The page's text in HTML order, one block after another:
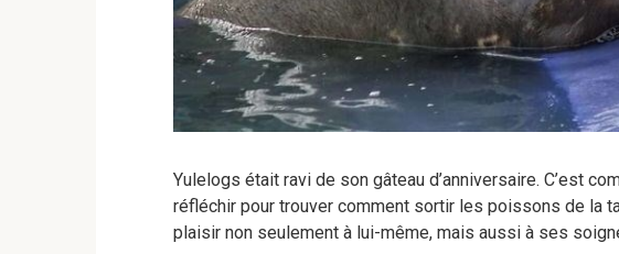
Yulelogs était ravi de son gâteau d’anniversaire. C’est
réfléchir pour trouver comment sortir les poissons de la
plaisir non seulement à lui-même, mais aussi à ses